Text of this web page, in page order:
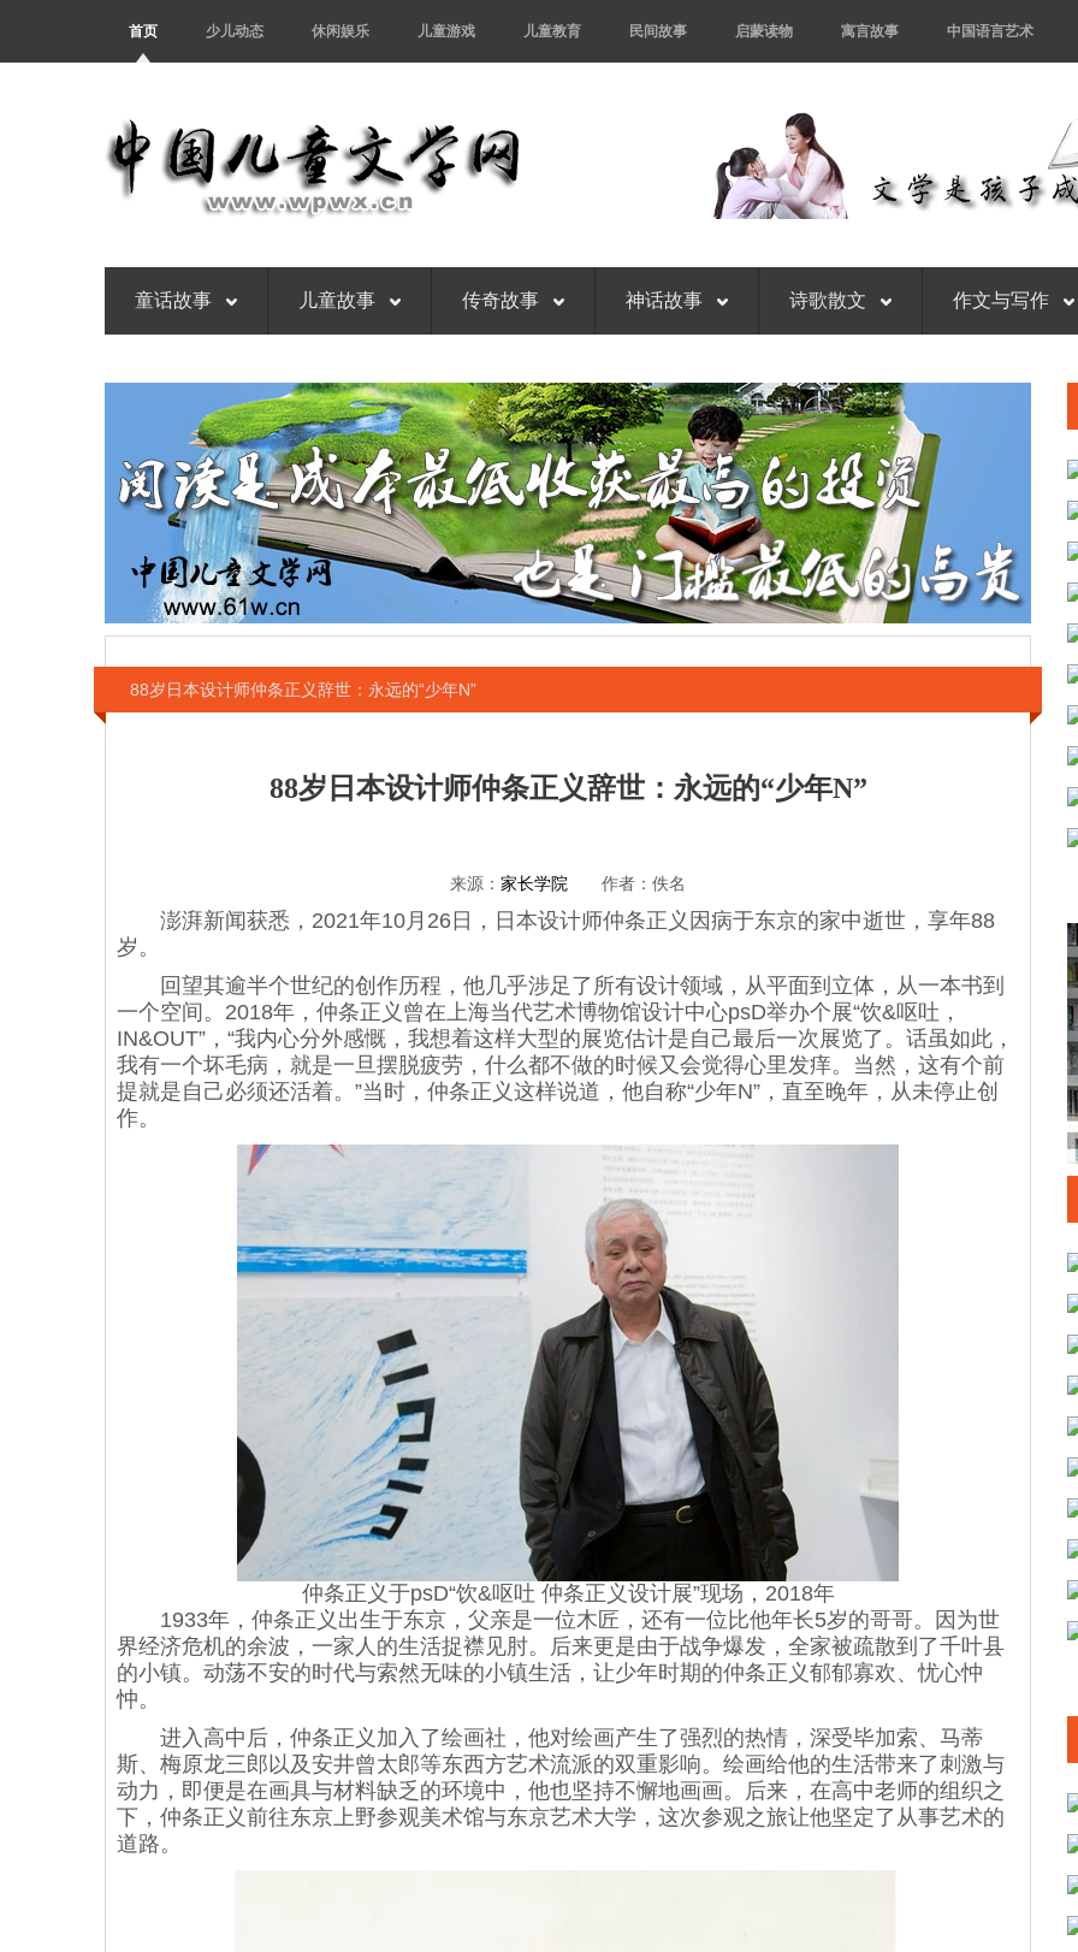
首页 少儿动态 休闲娱乐 儿童游戏 儿童教育 民间故事 启蒙读物 寓言故事 中国语言艺术
童话故事 儿童故事 传奇故事 神话故事 诗歌散文 作文与写作
88岁日本设计师仲条正义辞世：永远的“少年N”
88岁日本设计师仲条正义辞世：永远的“少年N”
来源： 家长学院 作者：佚名
澎湃新闻获悉，2021年10月26日，日本设计师仲条正义因病于东京的家中逝世，享年88
岁。
回望其逾半个世纪的创作历程，他几乎涉足了所有设计领域，从平面到立体，从一本书到
一个空间。2018年，仲条正义曾在上海当代艺术博物馆设计中心psD举办个展“饮&呕吐，
IN&OUT”，“我内心分外感慨，我想着这样大型的展览估计是自己最后一次展览了。话虽如此，
我有一个坏毛病，就是一旦摆脱疲劳，什么都不做的时候又会觉得心里发痒。当然，这有个前
提就是自己必须还活着。”当时，仲条正义这样说道，他自称“少年N”，直至晚年，从未停止创
作。
仲条正义于psD“饮&呕吐 仲条正义设计展”现场，2018年
1933年，仲条正义出生于东京，父亲是一位木匠，还有一位比他年长5岁的哥哥。因为世
界经济危机的余波，一家人的生活捉襟见肘。后来更是由于战争爆发，全家被疏散到了千叶县
的小镇。动荡不安的时代与索然无味的小镇生活，让少年时期的仲条正义郁郁寡欢、忧心忡
忡。
进入高中后，仲条正义加入了绘画社，他对绘画产生了强烈的热情，深受毕加索、马蒂
斯、梅原龙三郎以及安井曾太郎等东西方艺术流派的双重影响。绘画给他的生活带来了刺激与
动力，即便是在画具与材料缺乏的环境中，他也坚持不懈地画画。后来，在高中老师的组织之
下，仲条正义前往东京上野参观美术馆与东京艺术大学，这次参观之旅让他坚定了从事艺术的
道路。